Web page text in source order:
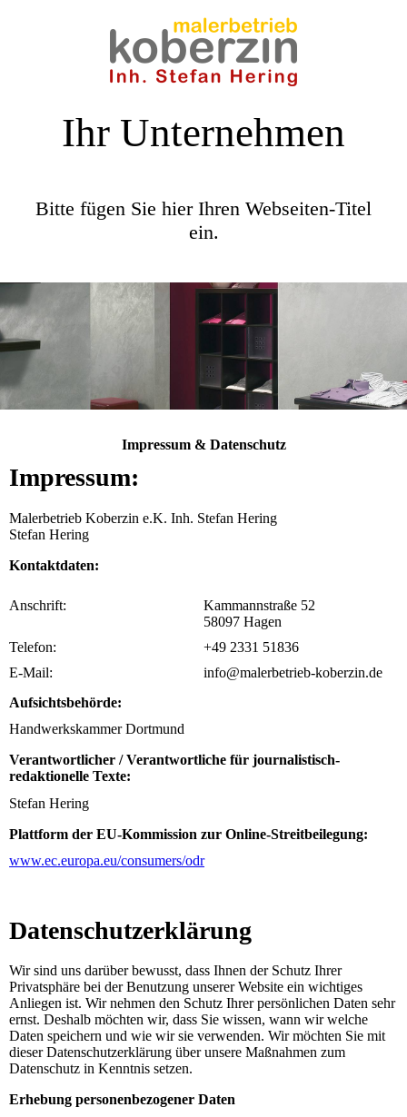
Ihr Unternehmen
Bitte fügen Sie hier Ihren Webseiten-Titel
ein.
Impressum & Datenschutz
Impressum:
Malerbetrieb Koberzin e.K. Inh. Stefan Hering
Stefan Hering
Kontaktdaten:
Anschrift:
Kammannstraße 52
58097 Hagen
Telefon:
+49 2331 51836
E-Mail:
info@malerbetrieb-koberzin.de
Aufsichtsbehörde:
Handwerkskammer Dortmund
Verantwortlicher / Verantwortliche für journalistisch-
redaktionelle Texte:
Stefan Hering
Plattform der EU-Kommission zur Online-Streitbeilegung:
www.ec.europa.eu/consumers/odr
Datenschutz­erklärung
Wir sind uns darüber bewusst, dass Ihnen der Schutz Ihrer
Privatsphäre bei der Benutzung unserer Website ein wichtiges
Anliegen ist. Wir nehmen den Schutz Ihrer persönlichen Daten sehr
ernst. Deshalb möchten wir, dass Sie wissen, wann wir welche
Daten speichern und wie wir sie verwenden. Wir möchten Sie mit
dieser Datenschutzerklärung über unsere Maßnahmen zum
Datenschutz in Kenntnis setzen.
Erhebung personenbezogener Daten